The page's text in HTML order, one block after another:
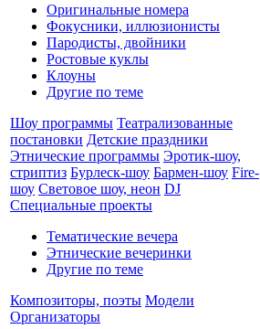
Оригинальные номера
Фокусники, иллюзионисты
Пародисты, двойники
Ростовые куклы
Клоуны
Другие по теме
Шоу программы Театрализованные
постановки Детские праздники
Этнические программы Эротик-шоу,
стриптиз Бурлеск-шоу Бармен-шоу Fire-
шоу Световое шоу, неон DJ
Специальные проекты
Тематические вечера
Этнические вечеринки
Другие по теме
Композиторы, поэты Модели
Организаторы